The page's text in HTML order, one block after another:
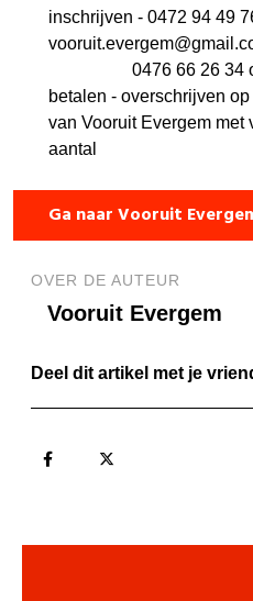
inschrijven - 0472 94 49
0476 66 26 34
betalen - overschrijven
van Vooruit Evergem met
aantal
Ga naar Vooruit
OVER DE AUTEUR
Vooruit Evergem
Deel dit artikel met je